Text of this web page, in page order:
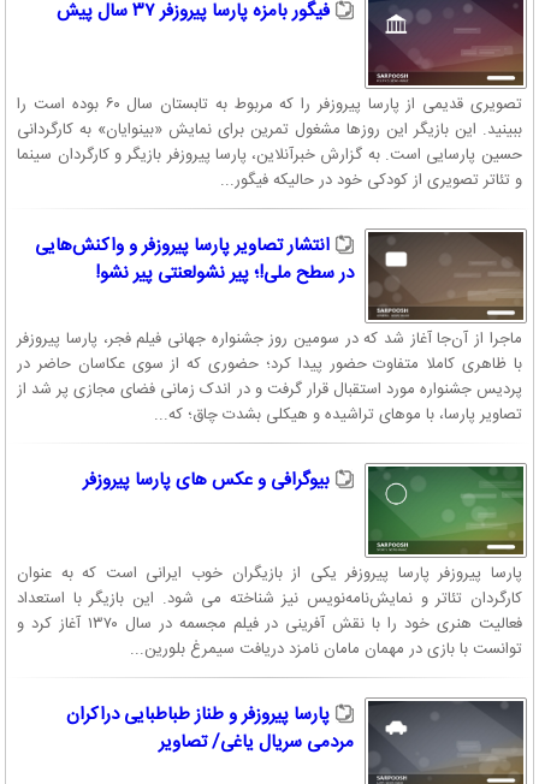
فیگور بامزه پارسا پیروزفر ۳۷ سال پیش
تصویری قدیمی از پارسا پیروزفر را که مربوط به تابستان سال ۶۰ بوده است را
ببینید. این بازیگر این روزها مشغول تمرین برای نمایش «بینوایان» به کارگردانی
حسین پارسایی است. به گزارش خبرآنلاین، پارسا پیروزفر بازیگر و کارگردان سینما
و تئاتر تصویری از کودکی خود در حالیکه فیگور...
انتشار تصاویر پارسا پیروزفر و واکنش‌هایی
در سطح ملی!؛ پیر نشولعنتی پیر نشو!
ماجرا از آن‌جا آغاز شد که در سومین روز جشنواره جهانی فیلم فجر، پارسا پیروزفر
با ظاهری کاملا متفاوت حضور پیدا کرد؛ حضوری که از سوی عکاسان حاضر در
پردیس جشنواره مورد استقبال قرار گرفت و در اندک زمانی فضای مجازی پر شد از
تصاویر پارسا، با موهای تراشیده و هیکلی بشدت چاق؛ که...
بیوگرافی و عکس های پارسا پیروزفر
پارسا پیروزفر پارسا پیروزفر یکی از بازیگران خوب ایرانی است که به عنوان
کارگردان تئاتر و نمایش‌نامه‌نویس نیز شناخته می شود. این بازیگر با استعداد
فعالیت هنری خود را با نقش آفرینی در فیلم مجسمه در سال ۱۳۷۰ آغاز کرد و
توانست با بازی در مهمان مامان نامزد دریافت سیمرغ بلورین...
پارسا پیروزفر و طناز طباطبایی دراکران
مردمی سریال یاغی/ تصاویر